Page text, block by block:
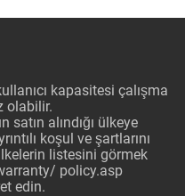
kapasitesi çalışma
olabilir.
satın alındığı ülkeye
koşul ve şartlarını
listesini görmek
policy.asp
edin.